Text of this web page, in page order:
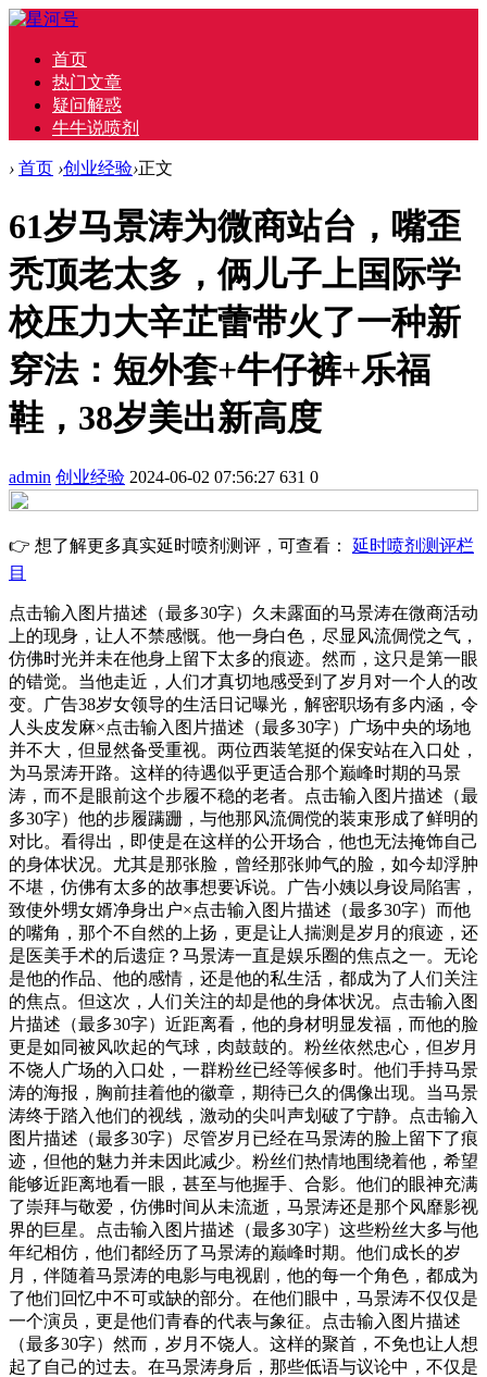
首页
热门文章
疑问解惑
牛牛说喷剂
› 首页 ›创业经验›正文
61岁马景涛为微商站台，嘴歪
秃顶老太多，俩儿子上国际学
校压力大辛芷蕾带火了一种新
穿法：短外套+牛仔裤+乐福
鞋，38岁美出新高度
admin 创业经验 2024-06-02 07:56:27 631 0
👉 想了解更多真实延时喷剂测评，可查看： 延时喷剂测评栏
目
点击输入图片描述（最多30字）久未露面的马景涛在微商活动
上的现身，让人不禁感慨。他一身白色，尽显风流倜傥之气，
仿佛时光并未在他身上留下太多的痕迹。然而，这只是第一眼
的错觉。当他走近，人们才真切地感受到了岁月对一个人的改
变。广告38岁女领导的生活日记曝光，解密职场有多内涵，令
人头皮发麻×点击输入图片描述（最多30字）广场中央的场地
并不大，但显然备受重视。两位西装笔挺的保安站在入口处，
为马景涛开路。这样的待遇似乎更适合那个巅峰时期的马景
涛，而不是眼前这个步履不稳的老者。点击输入图片描述（最
多30字）他的步履蹒跚，与他那风流倜傥的装束形成了鲜明的
对比。看得出，即使是在这样的公开场合，他也无法掩饰自己
的身体状况。尤其是那张脸，曾经那张帅气的脸，如今却浮肿
不堪，仿佛有太多的故事想要诉说。广告小姨以身设局陷害，
致使外甥女婿净身出户×点击输入图片描述（最多30字）而他
的嘴角，那个不自然的上扬，更是让人揣测是岁月的痕迹，还
是医美手术的后遗症？马景涛一直是娱乐圈的焦点之一。无论
是他的作品、他的感情，还是他的私生活，都成为了人们关注
的焦点。但这次，人们关注的却是他的身体状况。点击输入图
片描述（最多30字）近距离看，他的身材明显发福，而他的脸
更是如同被风吹起的气球，肉鼓鼓的。粉丝依然忠心，但岁月
不饶人广场的入口处，一群粉丝已经等候多时。他们手持马景
涛的海报，胸前挂着他的徽章，期待已久的偶像出现。当马景
涛终于踏入他们的视线，激动的尖叫声划破了宁静。点击输入
图片描述（最多30字）尽管岁月已经在马景涛的脸上留下了痕
迹，但他的魅力并未因此减少。粉丝们热情地围绕着他，希望
能够近距离地看一眼，甚至与他握手、合影。他们的眼神充满
了崇拜与敬爱，仿佛时间从未流逝，马景涛还是那个风靡影视
界的巨星。点击输入图片描述（最多30字）这些粉丝大多与他
年纪相仿，他们都经历了马景涛的巅峰时期。他们成长的岁
月，伴随着马景涛的电影与电视剧，他的每一个角色，都成为
了他们回忆中不可或缺的部分。在他们眼中，马景涛不仅仅是
一个演员，更是他们青春的代表与象征。点击输入图片描述
（最多30字）然而，岁月不饶人。这样的聚首，不免也让人想
起了自己的过去。在马景涛身后，那些低语与议论中，不仅是